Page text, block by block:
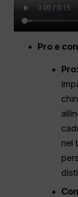
Pro e
Pro:
nel